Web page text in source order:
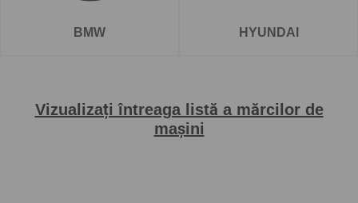
BMW HYUNDAI
Vizualizați întreaga listă a mărcilor de
mașini